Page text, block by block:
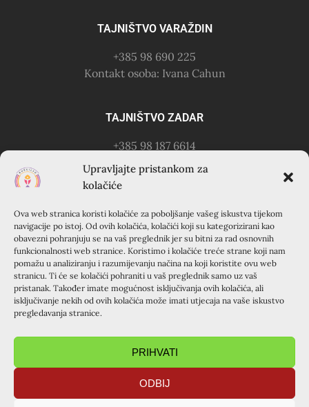
Upravljajte pristankom za
kolačiće
Ova web stranica koristi kolačiće za poboljšanje vašeg iskustva tijekom
navigacije po istoj. Od ovih kolačića, kolačići koji su kategorizirani kao
obavezni pohranjuju se na vaš preglednik jer su bitni za rad osnovnih
funkcionalnosti web stranice. Koristimo i kolačiće treće strane koji nam
pomažu u analiziranju i razumijevanju načina na koji koristite ovu web
stranicu. Ti će se kolačići pohraniti u vaš preglednik samo uz vaš
pristanak. Također imate mogućnost isključivanja ovih kolačića, ali
isključivanje nekih od ovih kolačića može imati utjecaja na vaše iskustvo
pregledavanja stranice.
PRIHVATI
ODBIJ
TAJNIŠTVO VARAŽDIN
+385 98 690 225
Kontakt osoba: Ivana Cahun
TAJNIŠTVO ZADAR
+385 98 187 6614
Kontakt osoba: Ružica Anušić
– zvati utorkom 18-21h
KURSILJO KRAPANJ
KRAPANJ, kuća EMAUS (Franjevački samostan), 22000
Šibenik, Hrvatska
+385 22 351 830